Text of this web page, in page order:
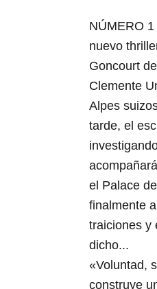
NÚMERO
nuevo
Goncourt
Clemente
Alpes
tarde, el
el Palace
finalmente
traiciones y
dicho...
«Voluntad,
construye